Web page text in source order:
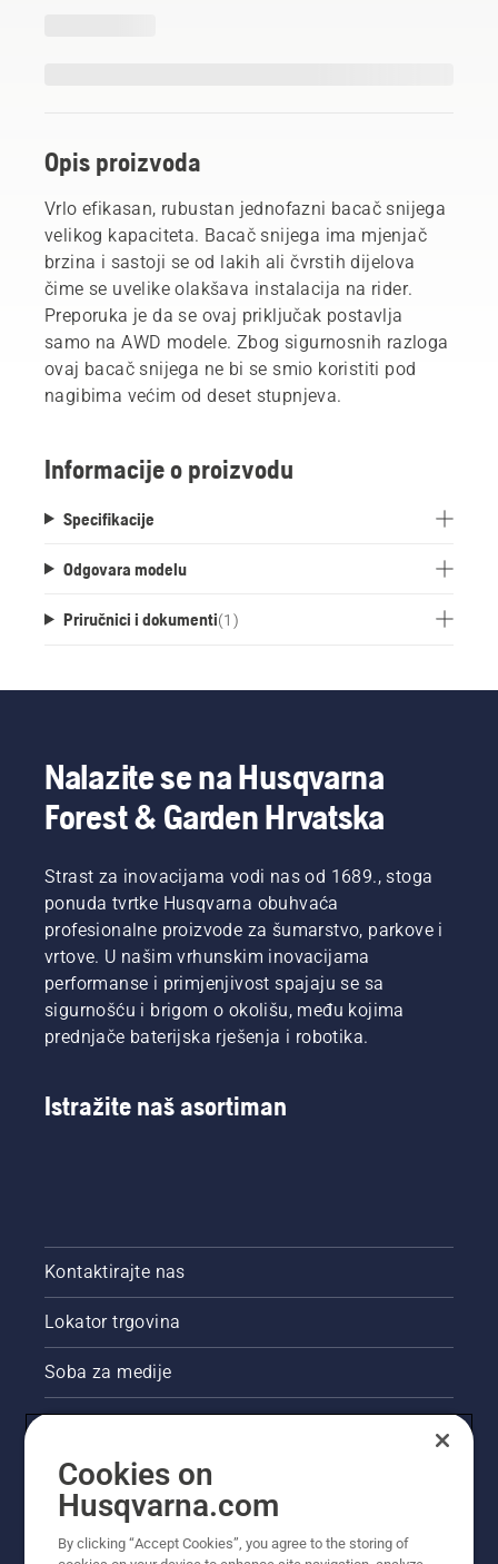
Opis proizvoda
Vrlo efikasan, rubustan jednofazni bacač snijega
velikog kapaciteta. Bacač snijega ima mjenjač
brzina i sastoji se od lakih ali čvrstih dijelova
čime se uvelike olakšava instalacija na rider.
Preporuka je da se ovaj priključak postavlja
samo na AWD modele. Zbog sigurnosnih razloga
ovaj bacač snijega ne bi se smio koristiti pod
nagibima većim od deset stupnjeva.
Informacije o proizvodu
Specifikacije
Odgovara modelu
Priručnici i dokumenti(1 )
Nalazite se na Husqvarna
Forest & Garden Hrvatska
Strast za inovacijama vodi nas od 1689., stoga
ponuda tvrtke Husqvarna obuhvaća
profesionalne proizvode za šumarstvo, parkove i
vrtove. U našim vrhunskim inovacijama
performanse i primjenjivost spajaju se sa
sigurnošću i brigom o okolišu, među kojima
prednjače baterijska rješenja i robotika.
Istražite naš asortiman
Kontaktirajte nas
Lokator trgovina
Soba za medije
Akcije
Pravne informacije o proizvodu
Ostale stranice tvrtke Husqvarna
Cookies on
Husqvarna.com
By clicking “Accept Cookies”, you agree to the storing of